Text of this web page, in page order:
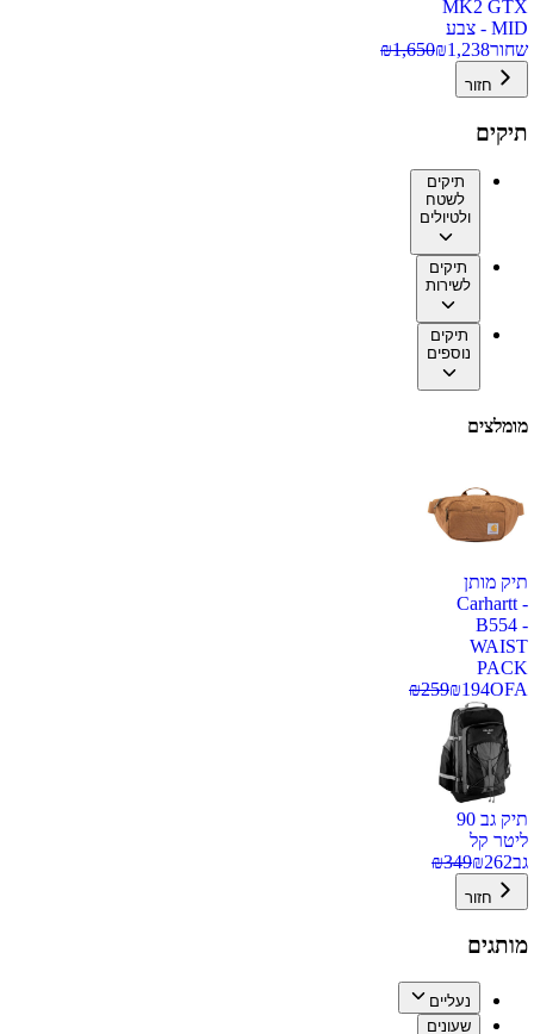
MK2 GTX
MID - צבע
שחור
₪1,238
₪1,650
חזור
תיקים
תיקים
לשטח
ולטיולים
תיקים
לשירות
תיקים
נוספים
מומלצים
תיק מותן
Carhartt -
B554 -
WAIST
PACK
OFA
₪194
₪259
תיק גב 90
ליטר קל
גב
₪262
₪349
חזור
מותגים
נעליים
שעונים